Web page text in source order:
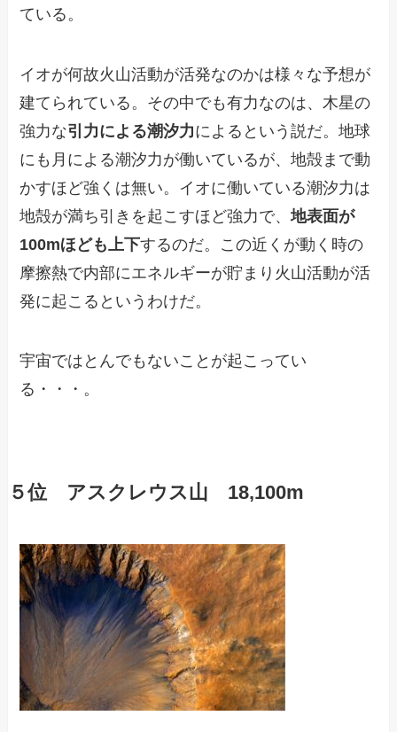
ている。
イオが何故火山活動が活発なのかは様々な予想が
建てられている。その中でも有力なのは、木星の
強力な引力による潮汐力によるという説だ。地球
にも月による潮汐力が働いているが、地殻まで動
かすほど強くは無い。イオに働いている潮汐力は
地殻が満ち引きを起こすほど強力で、地表面が
100mほども上下するのだ。この近くが動く時の
摩擦熱で内部にエネルギーが貯まり火山活動が活
発に起こるというわけだ。
宇宙ではとんでもないことが起こってい
る・・・。
５位 アスクレウス山 18,100m